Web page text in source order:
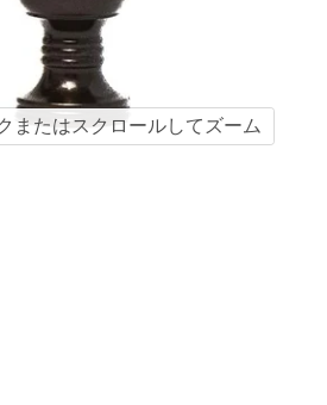
またはスクロールしてズーム